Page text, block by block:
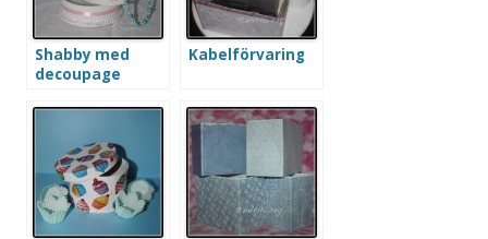
Shabby med
decoupage
Kabelförvaring